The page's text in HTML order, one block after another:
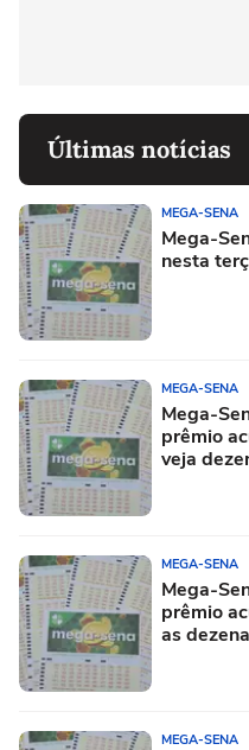
Últimas notícias
MEGA-SENA
Mega-
nesta
MEGA-SENA
Mega-
prêmio
veja
MEGA-SENA
Mega-
prêmio
as
MEGA-SENA